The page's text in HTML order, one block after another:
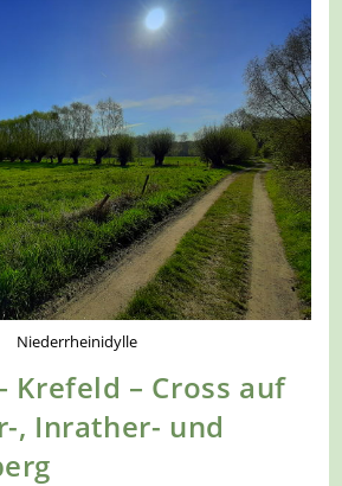
Niederrheinidylle
Krefeld – Cross auf
, Inrather- und